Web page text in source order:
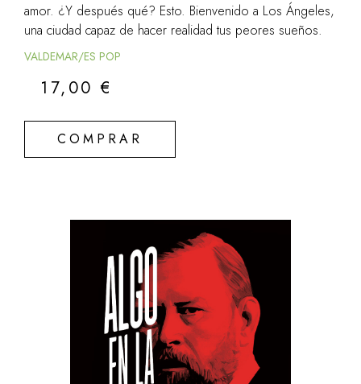
amor. ¿Y después qué? Esto. Bienvenido a Los Ángeles,
una ciudad capaz de hacer realidad tus peores sueños.
VALDEMAR/ES POP
17,00€
COMPRAR